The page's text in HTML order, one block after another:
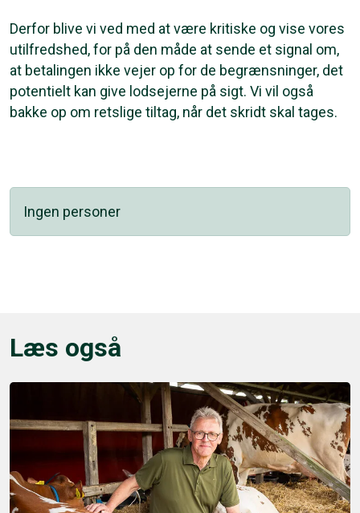
Derfor blive vi ved med at være kritiske og vise vores
utilfredshed, for på den måde at sende et signal om,
at betalingen ikke vejer op for de begrænsninger, det
potentielt kan give lodsejerne på sigt. Vi vil også
bakke op om retslige tiltag, når det skridt skal tages.
Ingen personer
Læs også